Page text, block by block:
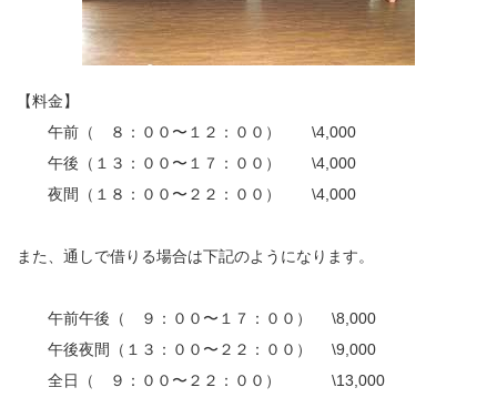
【料金】
午前（ ８：００〜１２：００） \4,000
午後（１３：００〜１７：００） \4,000
夜間（１８：００〜２２：００） \4,000
また、通しで借りる場合は下記のようになります。
午前午後（ ９：００〜１７：００） \8,000
午後夜間（１３：００〜２２：００） \9,000
全日（ ９：００〜２２：００） \13,000